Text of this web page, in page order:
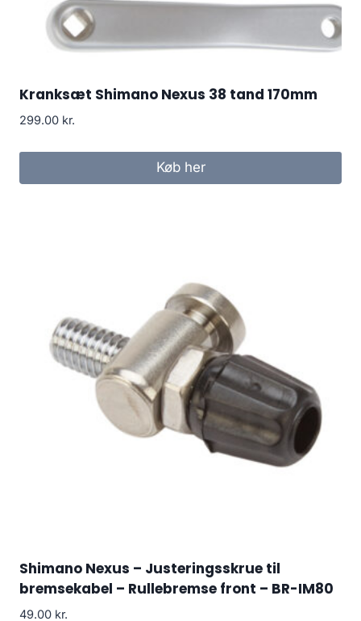
Kranksæt Shimano Nexus 38 tand 170mm
299.00 kr.
Køb her
Shimano Nexus – Justeringsskrue til
bremsekabel – Rullebremse front – BR-IM80
49.00 kr.